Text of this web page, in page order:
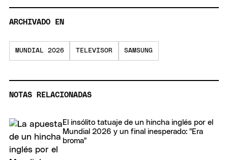
ARCHIVADO EN
MUNDIAL 2026 TELEVISOR SAMSUNG
NOTAS RELACIONADAS
El insólito tatuaje de un hincha inglés por el
Mundial 2026 y un final inesperado: "Era
broma"